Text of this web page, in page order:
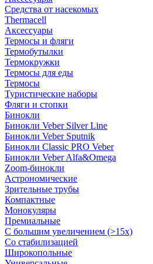
Средства от насекомых
Thermacell
Аксессуары
Термосы и фляги
Термобутылки
Термокружки
Термосы для еды
Термосы
Туристические наборы
Фляги и стопки
Бинокли
Бинокли Veber Silver Line
Бинокли Veber Sputnik
Бинокли Classic PRO Veber
Бинокли Veber Alfa&Omega
Zoom-бинокли
Астрономические
Зрительные трубы
Компактные
Монокуляры
Премиальные
С большим увеличением (>15x)
Со стабилизацией
Широкопольные